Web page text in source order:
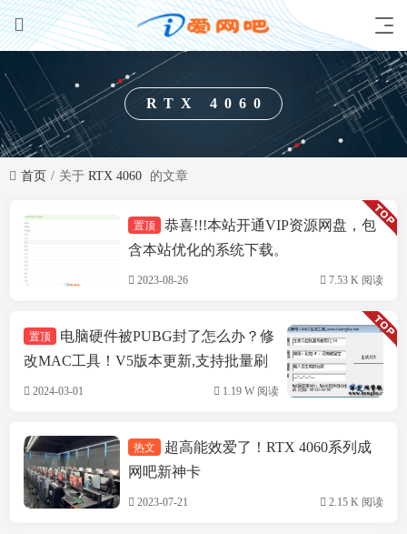
RTX 4060
首页 关于 RTX 4060 的文章
技术方案
置顶
恭喜!!!本站开通VIP资源网盘，包
含本站优化的系统下载。
2023-08-26 7.53 K 阅读
置顶
电脑硬件被PUBG封了怎么办？修
改MAC工具！V5版本更新,支持批量刷
机,支持INTEL&瑞立网卡
2024-03-01 1.19 W 阅读
网吧经营
热文
超高能效爱了！RTX 4060系列成
网吧新神卡
2023-07-21 2.15 K 阅读